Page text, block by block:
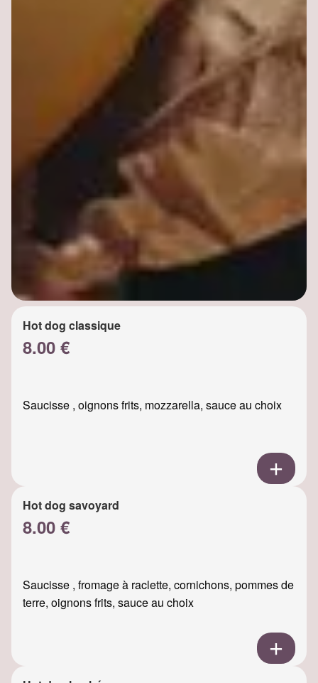
Hot dog classique
8.00 €
Saucisse , oignons frits, mozzarella, sauce au choix
Hot dog savoyard
8.00 €
Saucisse , fromage à raclette, cornichons, pommes de
terre, oignons frits, sauce au choix